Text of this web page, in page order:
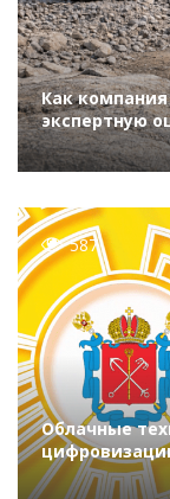
Как
экспертную
587
Облачные